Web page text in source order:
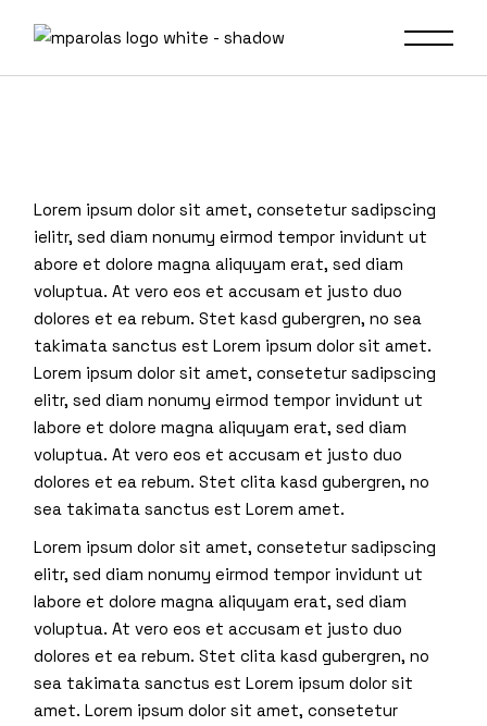
Lorem ipsum dolor sit amet, consetetur sadipscing
ielitr, sed diam nonumy eirmod tempor invidunt ut
abore et dolore magna aliquyam erat, sed diam
voluptua. At vero eos et accusam et justo duo
dolores et ea rebum. Stet kasd gubergren, no sea
takimata sanctus est Lorem ipsum dolor sit amet.
Lorem ipsum dolor sit amet, consetetur sadipscing
elitr, sed diam nonumy eirmod tempor invidunt ut
labore et dolore magna aliquyam erat, sed diam
voluptua. At vero eos et accusam et justo duo
dolores et ea rebum. Stet clita kasd gubergren, no
sea takimata sanctus est Lorem amet.
Lorem ipsum dolor sit amet, consetetur sadipscing
elitr, sed diam nonumy eirmod tempor invidunt ut
labore et dolore magna aliquyam erat, sed diam
voluptua. At vero eos et accusam et justo duo
dolores et ea rebum. Stet clita kasd gubergren, no
sea takimata sanctus est Lorem ipsum dolor sit
amet. Lorem ipsum dolor sit amet, consetetur